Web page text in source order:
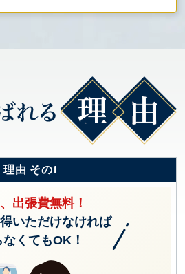
理由 その1
出張費無料！
いただけなければ
くてもOK！